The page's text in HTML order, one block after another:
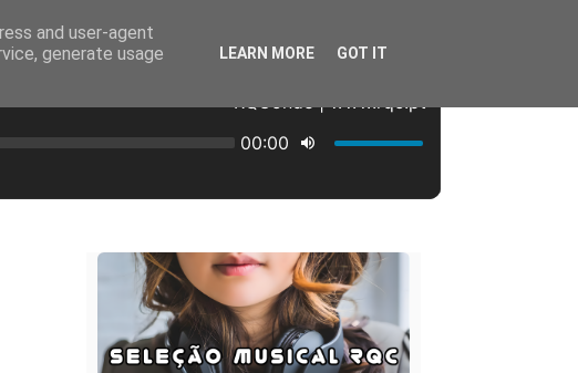
and user-agent
generate usage
LEARN MORE GOT IT